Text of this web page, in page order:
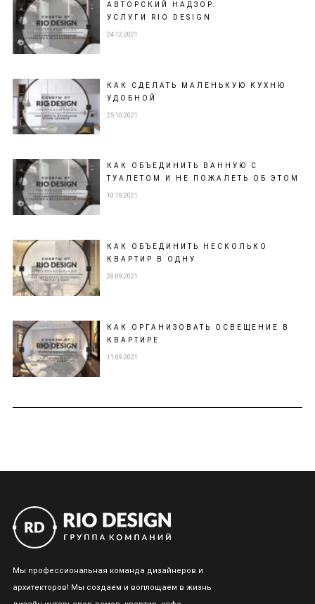
АВТОРСКИЙ НАДЗОР.
УСЛУГИ RIO DESIGN
24.12.2021
КАК СДЕЛАТЬ МАЛЕНЬКУЮ КУХНЮ
УДОБНОЙ
25.10.2021
КАК ОБЪЕДИНИТЬ ВАННУЮ С
ТУАЛЕТОМ И НЕ ПОЖАЛЕТЬ ОБ ЭТОМ
10.10.2021
КАК ОБЪЕДИНИТЬ НЕСКОЛЬКО
КВАРТИР В ОДНУ
28.09.2021
КАК ОРГАНИЗОВАТЬ ОСВЕЩЕНИЕ В
КВАРТИРЕ
11.09.2021
Мы профессиональная команда дизайнеров и
архитекторов! Мы создаем и воплощаем в жизнь